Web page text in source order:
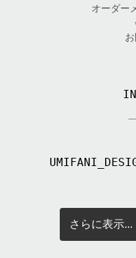
オーダー
さらに表示...